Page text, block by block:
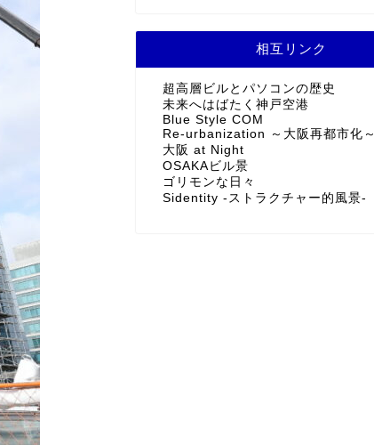
相互リンク
超高層ビルとパソコンの歴史
未来へはばたく神戸空港
Blue Style COM
Re-urbanization ～大阪再都市化～
大阪 at Night
OSAKAビル景
ゴリモンな日々
Sidentity -ストラクチャー的風景-